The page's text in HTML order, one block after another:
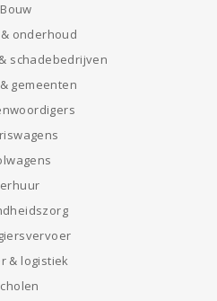
Bouw
onderhoud
schadebedrijven
gemeenten
& logistiek